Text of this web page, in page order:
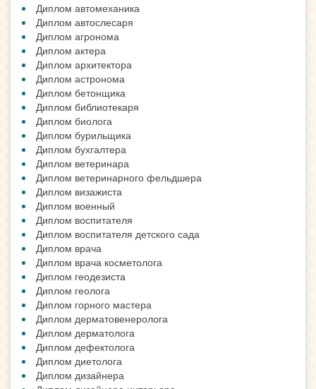
Диплом автомеханика
Диплом автослесаря
Диплом агронома
Диплом актера
Диплом архитектора
Диплом астронома
Диплом бетонщика
Диплом библиотекаря
Диплом биолога
Диплом бурильщика
Диплом бухгалтера
Диплом ветеринара
Диплом ветеринарного фельдшера
Диплом визажиста
Диплом военный
Диплом воспитателя
Диплом воспитателя детского сада
Диплом врача
Диплом врача косметолога
Диплом геодезиста
Диплом геолога
Диплом горного мастера
Диплом дерматовенеролога
Диплом дерматолога
Диплом дефектолога
Диплом диетолога
Диплом дизайнера